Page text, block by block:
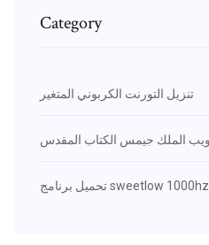
Category
تنزيل التورنت الكربوني المتغير
تحميل برنامج sweetlow 1000hz